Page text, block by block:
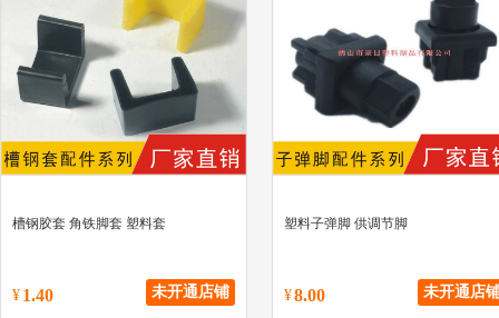
槽钢胶套 角铁脚套 塑料套
¥ 1.40 未开通店铺
塑料子弹脚 供调节脚
¥8.00 未开通店